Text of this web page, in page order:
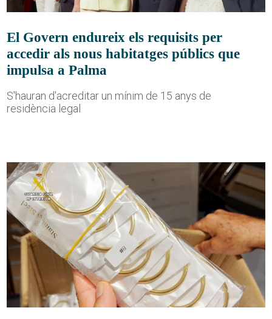
El Govern endureix els requisits per
accedir als nous habitatges públics que
impulsa a Palma
S'hauran d'acreditar un mínim de 15 anys de
residència legal